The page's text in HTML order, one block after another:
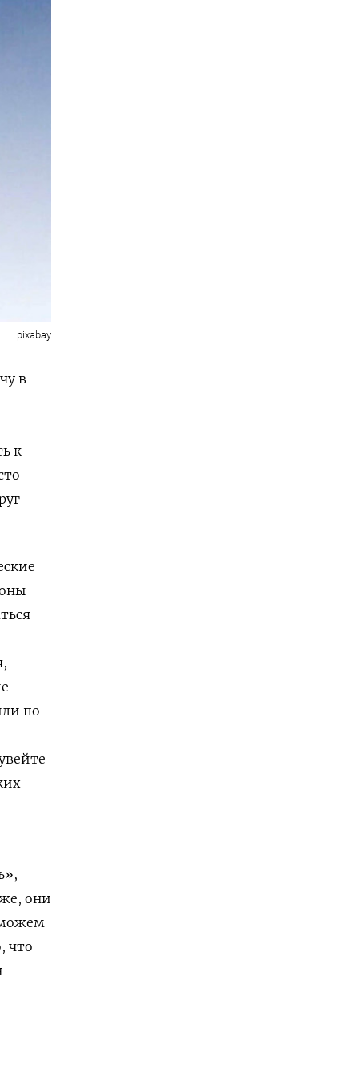
pixabay
в
к
по
они
что